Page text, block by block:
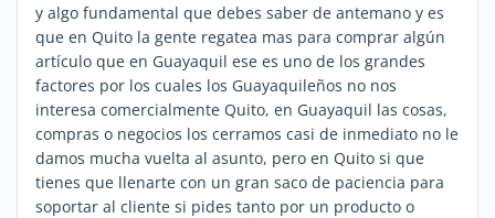
y algo fundamental que debes saber de antemano y es
que en Quito la gente regatea mas para comprar algún
artículo que en Guayaquil ese es uno de los grandes
factores por los cuales los Guayaquileños no nos
interesa comercialmente Quito, en Guayaquil las cosas,
compras o negocios los cerramos casi de inmediato no le
damos mucha vuelta al asunto, pero en Quito si que
tienes que llenarte con un gran saco de paciencia para
soportar al cliente si pides tanto por un producto o